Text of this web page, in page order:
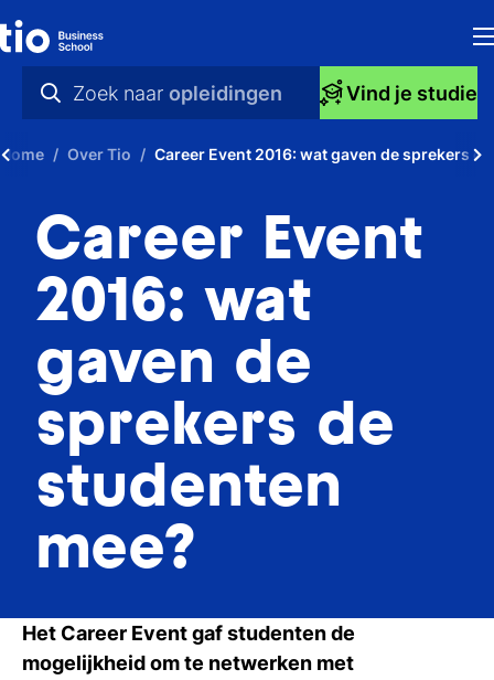
Zoek naar opleidingen
nieuws
opleidingen
Vind je studie
Home Over Tio Career Event 2016: wat gaven de sprekers
Career Event
2016: wat
gaven de
sprekers de
studenten
mee?
Het Career Event gaf studenten de
mogelijkheid om te netwerken met